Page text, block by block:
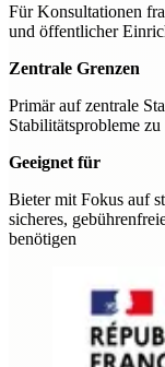
Für Konsultationen
und öffentlicher
Zentrale Grenzen
Primär auf zentrale
Stabilitätsprobleme
Geeignet für
Bieter mit Fokus auf
sicheres,
benötigen